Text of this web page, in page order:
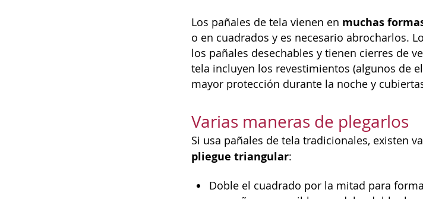
Los pañales de tela vienen en muchas
o en cuadrados y es necesario abrocharlos.
los pañales desechables y tienen cierres de
tela incluyen los revestimientos (algunos de
mayor protección durante la noche y
Varias maneras de plegarlos
Si usa pañales de tela tradicionales, existen
pliegue triangular:
Doble el cuadrado por la mitad para